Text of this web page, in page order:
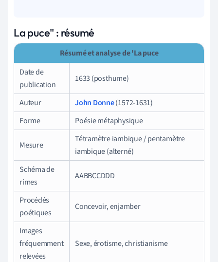
La puce" : résumé
Résumé et analyse de 'La puce
Date de
publication
1633 (posthume)
Auteur John Donne(1572-1631)
Forme
Poésie métaphysique
Mesure
Tétramètre iambique / pentamètre
iambique (alterné)
Schéma de
rimes
AABBCCDDD
Procédés
poétiques
Concevoir, enjamber
Images
fréquemment
relevées
Sexe, érotisme, christianisme